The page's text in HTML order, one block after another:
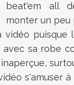
beat'em all
monter un peu
puisque
avec sa robe
s'amuser